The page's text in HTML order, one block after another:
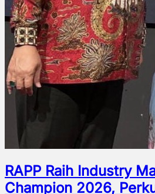
RAPP Raih Industry
Champion 2026,